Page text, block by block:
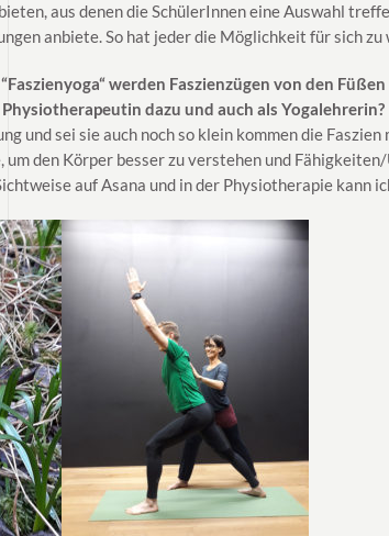
aus denen die SchülerInnen eine Auswahl
anbiete. So hat jeder die Möglichkeit für sich
werden Faszienzügen von den
Physiotherapeutin dazu und auch als Yogalehrerin?
und sei sie auch noch so klein kommen die
um den Körper besser zu verstehen und
auf Asana und in der Physiotherapie kann